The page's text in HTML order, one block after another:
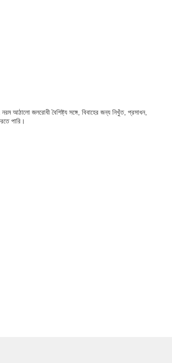
আঠালো জলরোধী বৈশিষ্ট্য সঙ্গে, বিবাহের জন্য নিখুঁত, প্রসাধন,
পারি।